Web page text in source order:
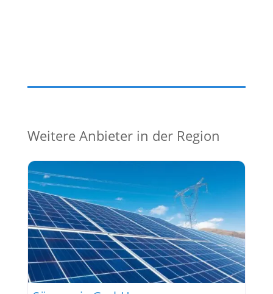
Weitere Anbieter in der Region